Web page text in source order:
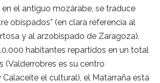
en el antiguo mozárabe, se traduce
obispados” (en clara referencia al
y al arzobispado de Zaragoza).
habitantes repartidos en un total
(Valderrobres es su centro
el cultural), el Matarraña está